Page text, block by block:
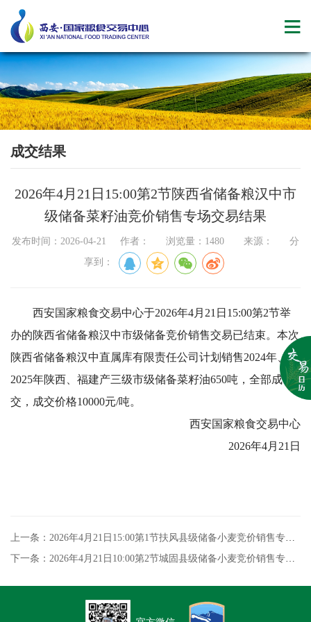
成交结果
2026年4月21日15:00第2节陕西省储备粮汉中市
级储备菜籽油竞价销售专场交易结果
发布时间：2026-04-21 作者： 浏览量：1480 来源： 分
享到：
西安国家粮食交易中心于2026年4月21日15:00第2节举
办的陕西省储备粮汉中市级储备竞价销售交易已结束。本次
陕西省储备粮汉中直属库有限责任公司计划销售2024年、
2025年陕西、福建产三级市级储备菜籽油650吨，全部成
交，成交价格10000元/吨。
西安国家粮食交易中心
2026年4月21日
上一条：2026年4月21日15:00第1节扶风县级储备小麦竞价销售专场交易结果
下一条：2026年4月21日10:00第2节城固县级储备小麦竞价销售专场交易结果